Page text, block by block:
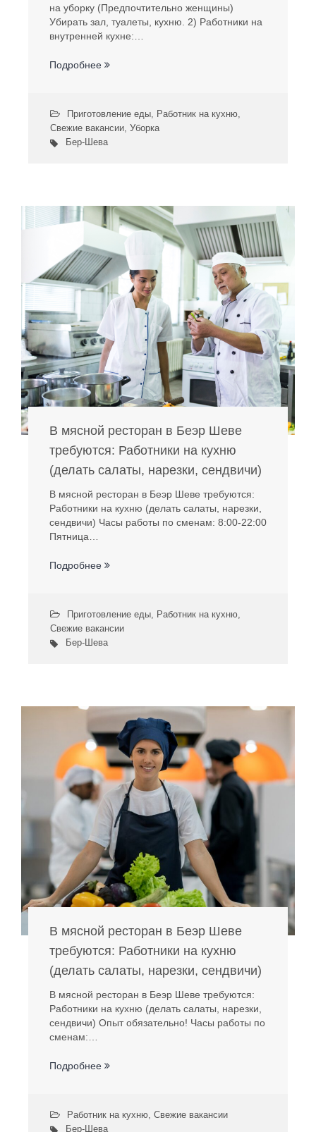
на уборку (Предпочтительно женщины)
Убирать зал, туалеты, кухню. 2) Работники на
внутренней кухне:…
Подробнее
Приготовление еды, Работник на кухню,
Свежие вакансии, Уборка
Бер-Шева
В мясной ресторан в Беэр Шеве
требуются: Работники на кухню
(делать салаты, нарезки, сендвичи)
В мясной ресторан в Беэр Шеве требуются:
Работники на кухню (делать салаты, нарезки,
сендвичи) Часы работы по сменам: 8:00-22:00
Пятница…
Подробнее
Приготовление еды, Работник на кухню,
Свежие вакансии
Бер-Шева
В мясной ресторан в Беэр Шеве
требуются: Работники на кухню
(делать салаты, нарезки, сендвичи)
В мясной ресторан в Беэр Шеве требуются:
Работники на кухню (делать салаты, нарезки,
сендвичи) Опыт обязательно! Часы работы по
сменам:…
Подробнее
Работник на кухню, Свежие вакансии
Бер-Шева